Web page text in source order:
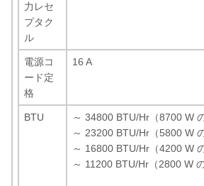
力レセ
プタク
ル
電源コ
ード定
格
16 A
BTU
～ 34800 BTU/Hr（8700 W
～ 23200 BTU/Hr（5800 W
～ 16800 BTU/Hr（4200 W
～ 11200 BTU/Hr（2800 W の